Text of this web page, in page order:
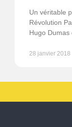
Un véritable
Révolution
Hugo Dumas
28 janvier 2018